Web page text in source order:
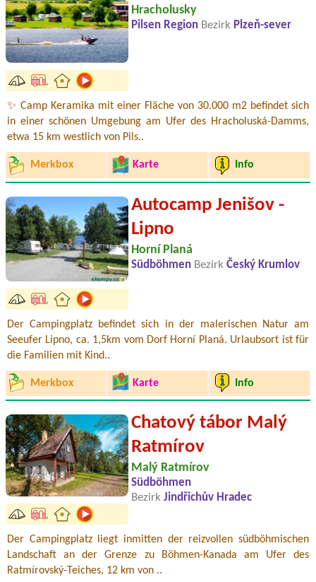
Hracholusky
Pilsen Region Bezirk Plzeň-sever
✨ Camp Keramika mit einer Fläche von 30.000 m2 befindet sich
in einer schönen Umgebung am Ufer des Hracholuská-Damms,
etwa 15 km westlich von Pils..
Merkbox Karte Info
Autocamp Jenišov -
Lipno
Horní Planá
Südböhmen Bezirk Český Krumlov
Der Campingplatz befindet sich in der malerischen Natur am
Seeufer Lipno, ca. 1,5km vom Dorf Horní Planá. Urlaubsort ist für
die Familien mit Kind..
Merkbox Karte Info
Chatový tábor Malý
Ratmírov
Malý Ratmírov
Südböhmen
Bezirk Jindřichův Hradec
Der Campingplatz liegt inmitten der reizvollen südböhmischen
Landschaft an der Grenze zu Böhmen-Kanada am Ufer des
Ratmírovský-Teiches, 12 km von ..